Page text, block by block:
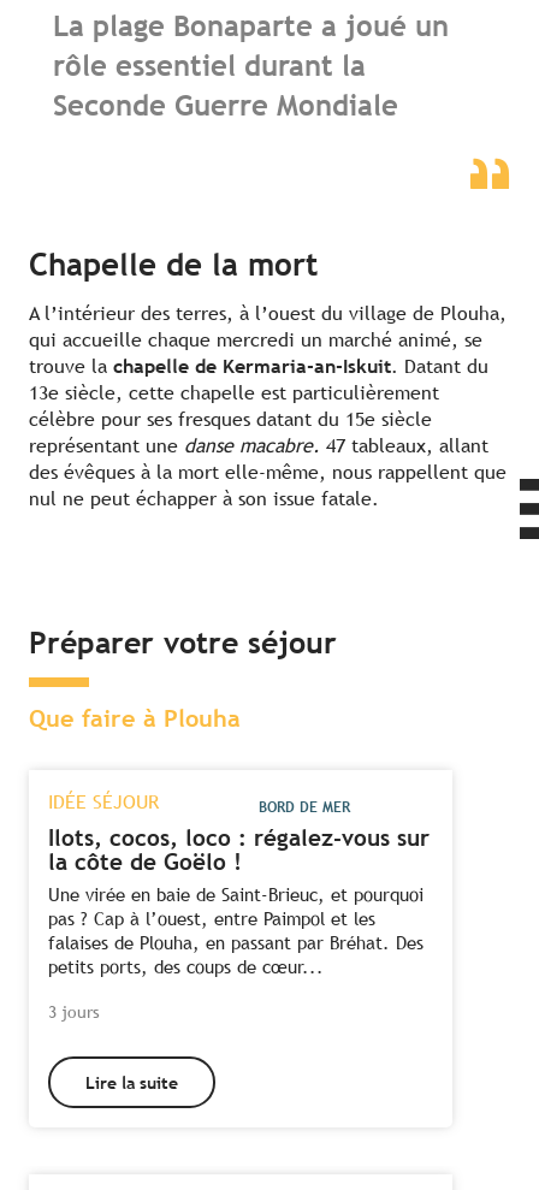
La plage Bonaparte a joué un
rôle essentiel durant la
Seconde Guerre Mondiale
Chapelle de la mort
A l’intérieur des terres, à l’ouest du village de Plouha,
qui accueille chaque mercredi un marché animé, se
trouve la chapelle de Kermaria-an-Iskuit. Datant du
13e siècle, cette chapelle est particulièrement
célèbre pour ses fresques datant du 15e siècle
représentant une danse macabre. 47 tableaux, allant
des évêques à la mort elle-même, nous rappellent que
nul ne peut échapper à son issue fatale.
Préparer votre séjour
Que faire à Plouha
BORD DE MER
3 jours
IDÉE SÉJOUR
Ilots, cocos, loco : régalez-vous sur
la côte de Goëlo !
Une virée en baie de Saint-Brieuc, et pourquoi
pas ? Cap à l’ouest, entre Paimpol et les
falaises de Plouha, en passant par Bréhat. Des
petits ports, des coups de cœur...
Lire la suite